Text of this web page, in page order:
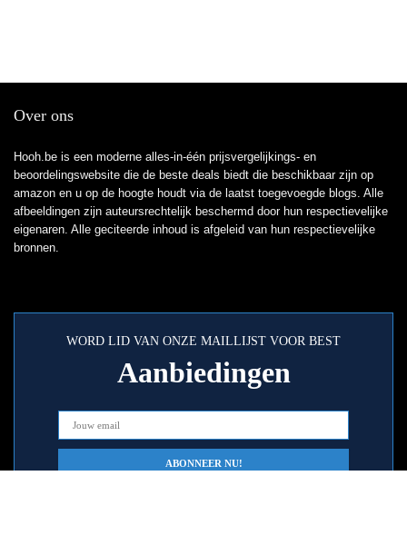
Over ons
Hooh.be is een moderne alles-in-één prijsvergelijkings- en
beoordelingswebsite die de beste deals biedt die beschikbaar zijn op
amazon en u op de hoogte houdt via de laatst toegevoegde blogs. Alle
afbeeldingen zijn auteursrechtelijk beschermd door hun respectievelijke
eigenaren. Alle geciteerde inhoud is afgeleid van hun respectievelijke
bronnen.
WORD LID VAN ONZE MAILLIJST VOOR BEST
Aanbiedingen